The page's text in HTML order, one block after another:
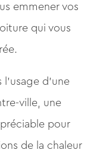
emmener vos
qui vous
d’une
ville, une
pour
de la chaleur